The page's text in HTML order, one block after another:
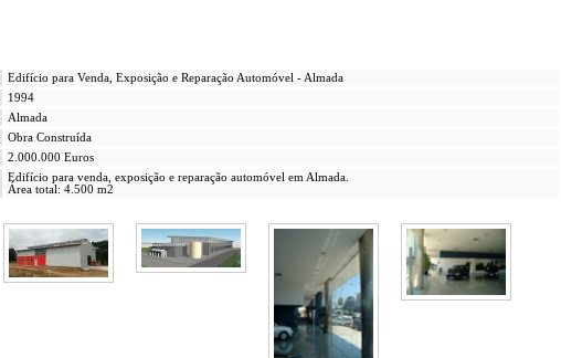
Edifício para Venda, Exposição e Reparação Automóvel - Almada
1994
Almada
Obra Construída
2.000.000 Euros
Edifício para venda, exposição e reparação automóvel em Almada.
Área total: 4.500 m2